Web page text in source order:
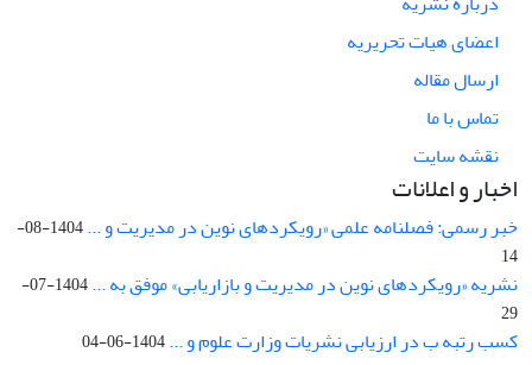
اعضای هیات تحریریه
ارسال مقاله
تماس با ما
نقشه سایت
اخبار و اعلانات
خبر رسمی: فصلنامه علمی «رویکردهای نوین در مدیریت و ...
1404-08-
14
نشریه «رویکردهای نوین در مدیریت و بازاریابی» موفق به ...
1404-07-
29
کسب رتبه ب در ارزیابی نشریات وزارت علوم و ...1404-06-04